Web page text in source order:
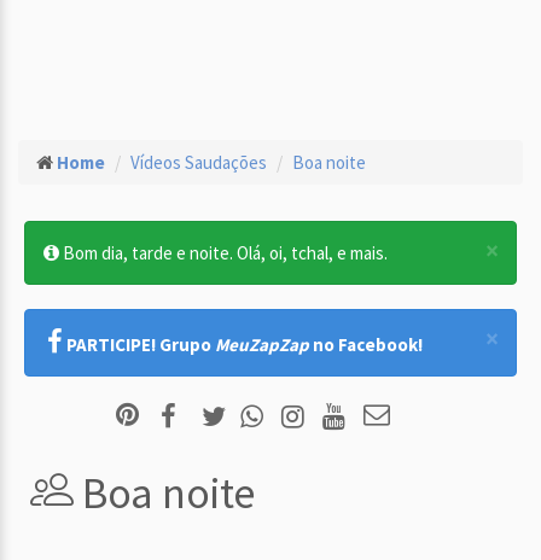
Home Vídeos Saudações Boa noite
×
Bom dia, tarde e noite. Olá, oi, tchal, e mais.
×
PARTICIPE! Grupo MeuZapZap no Facebook!
Boa noite